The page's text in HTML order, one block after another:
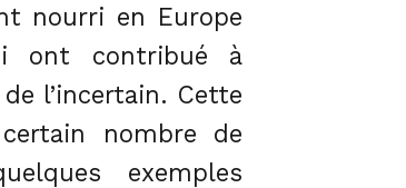
nourri en Europe
ont contribué à
l’incertain. Cette
nombre de
exemples